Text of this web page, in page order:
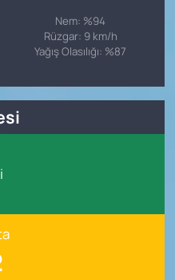
Nem: %94
Rüzgar: 9 km/h
Yağış Olasılığı: %87